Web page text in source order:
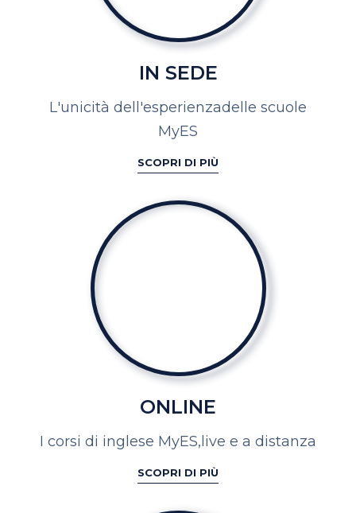
IN SEDE
L'unicità dell'esperienzadelle scuole
MyES
SCOPRI DI PIÙ
ONLINE
I corsi di inglese MyES, live e a distanza
SCOPRI DI PIÙ